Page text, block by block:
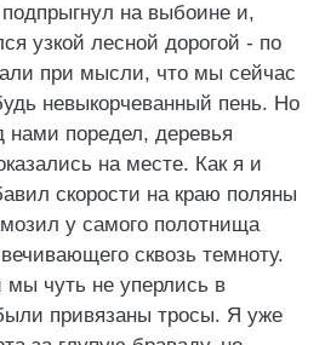
на выбоине и,
узкой лесной дорогой - по
при мысли, что мы сейчас
невыкорчеванный пень. Но
поредел, деревья
на месте. Как я и
скорости на краю поляны
у самого полотнища
сквозь темноту.
чуть не уперлись в
привязаны тросы. Я уже